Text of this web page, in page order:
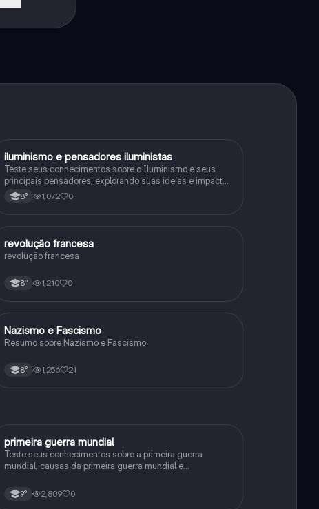
História
iluminismo e pensadores iluministas
Teste seus conhecimentos sobre o Iluminismo e seus
principais pensadores, explorando suas ideias e impacto
histórico.
8° 1,072 0
História
revolução francesa
revolução francesa
8° 1,210 0
História
Nazismo e Fascismo
Resumo sobre Nazismo e Fascismo
8° 1,256 21
História
primeira guerra mundial
Teste seus conhecimentos sobre a primeira guerra
mundial, causas da primeira guerra mundial e
primeira guerra mundial
9° 2,809 0